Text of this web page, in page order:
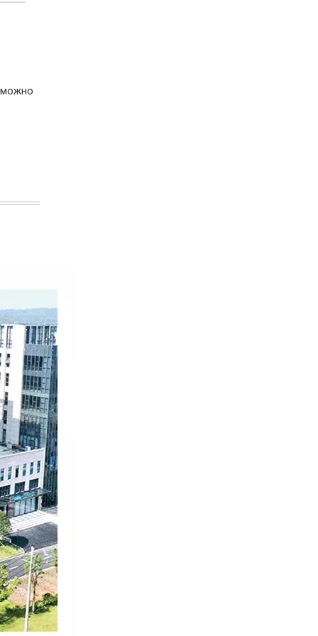
можно